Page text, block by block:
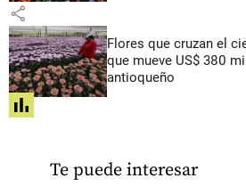
share
Flores que cruzan el
que mueve US$ 380
antioqueño
share
Te puede interesar